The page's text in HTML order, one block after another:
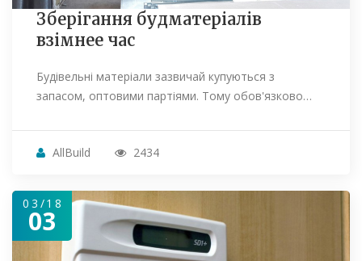
Зберігання будматеріалів
взімнее час
Будівельні матеріали зазвичай купуються з
запасом, оптовими партіями. Тому обов'язково…
AllBuild 2434
03/18
03